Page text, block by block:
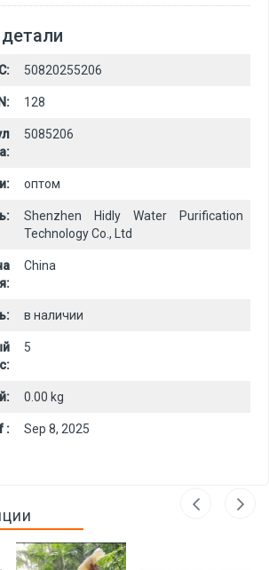
50820255206
128
5085206
оптом
Shenzhen Hidly Water Purification
Technology Co., Ltd
China
в наличии
5
0.00 kg
: Sep 8, 2025